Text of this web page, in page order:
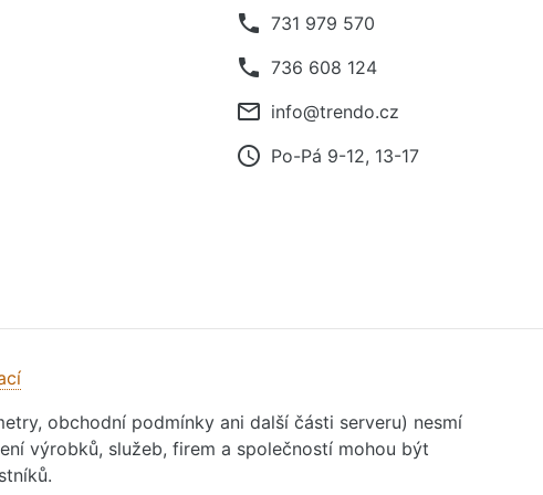
phone 731 979 570
phone 736 608 124
mail_outline info@trendo.cz
access_time Po-Pá 9-12, 13-17
obchodní podmínky ani další části serveru) nesmí
výrobků, služeb, firem a společností mohou být